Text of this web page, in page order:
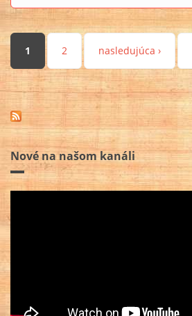
Stránky
1 2 nasledujúca ›
Nové na našom kanáli